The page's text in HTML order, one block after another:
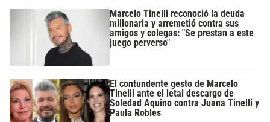
Marcelo Tinelli reconoció la deuda
millonaria y arremetió contra sus
amigos y colegas: "Se prestan a este
juego perverso"
El contundente gesto de Marcelo
Tinelli ante el letal descargo de
Soledad Aquino contra Juana Tinelli y
Paula Robles